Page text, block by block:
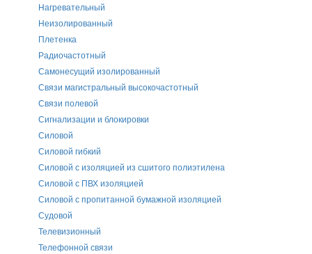
Нагревательный
Неизолированный
Плетенка
Радиочастотный
Самонесущий изолированный
Связи магистральный высокочастотный
Связи полевой
Сигнализации и блокировки
Силовой
Силовой гибкий
Силовой с изоляцией из сшитого полиэтилена
Силовой с ПВХ изоляцией
Силовой с пропитанной бумажной изоляцией
Судовой
Телевизионный
Телефонной связи